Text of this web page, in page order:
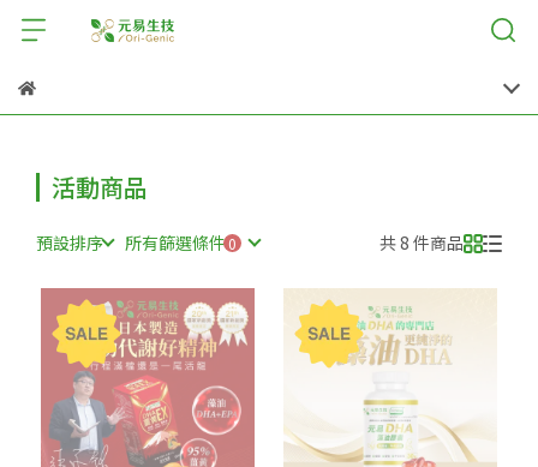
活動商品
預設排序 所有篩選條件 共 8 件商品